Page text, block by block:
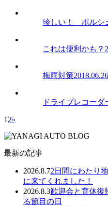
珍しい！ ポルシ
これは便利かも？
梅雨対策2018.06.26
ドライブレコーダ
1 2»
最新の記事
2026.8.72日間にわたり
に来てくれました！
2026.8.3歓迎会と育休復
る節目の日